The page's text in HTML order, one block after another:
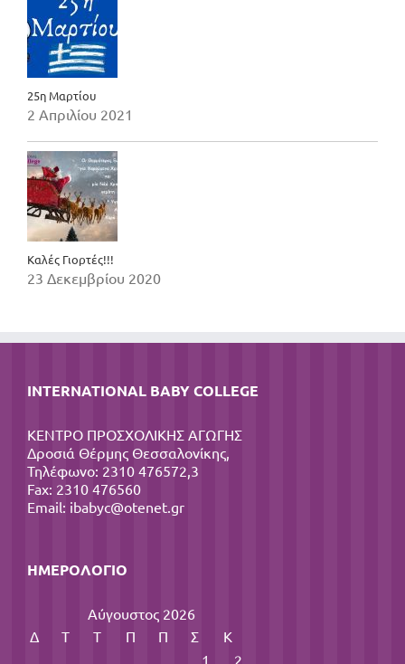
25η Μαρτίου
2 Απριλίου 2021
Καλές Γιορτές!!!
23 Δεκεμβρίου 2020
INTERNATIONAL BABY COLLEGE
ΚΕΝΤΡΟ ΠΡΟΣΧΟΛΙΚΗΣ ΑΓΩΓΗΣ
Δροσιά Θέρμης Θεσσαλονίκης,
Τηλέφωνο: 2310 476572,3
Fax: 2310 476560
Email: ibabyc@otenet.gr
ΗΜΕΡΟΛΌΓΙΟ
Αύγουστος 2026
Δ
Τ Τ Π Π Σ
Κ
1
2